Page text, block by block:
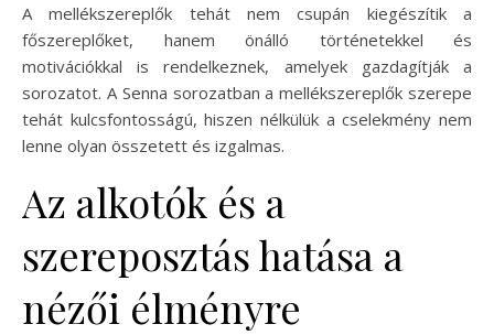
A mellékszereplők tehát nem csupán kiegészítik a
főszereplőket, hanem önálló történetekkel és
motivációkkal is rendelkeznek, amelyek gazdagítják a
sorozatot. A Senna sorozatban a mellékszereplők szerepe
tehát kulcsfontosságú, hiszen nélkülük a cselekmény nem
lenne olyan összetett és izgalmas.
Az alkotók és a
szereposztás hatása a
nézői élményre